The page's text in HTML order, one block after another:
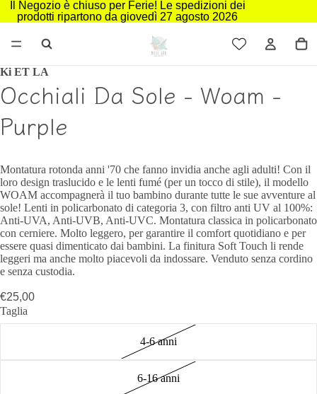
Il Negozio è chiuso per Ferie! Le spedizioni dei
prodotti ripartono da giovedì 27 agosto 2026
Ki ET LA
Occhiali Da Sole - Woam -
Purple
Montatura rotonda anni '70 che fanno invidia anche agli adulti! Con il
loro design traslucido e le lenti fumé (per un tocco di stile), il modello
WOAM accompagnerà il tuo bambino durante tutte le sue avventure al
sole! Lenti in policarbonato di categoria 3, con filtro anti UV al 100%:
Anti-UVA, Anti-UVB, Anti-UVC. Montatura classica in policarbonato
con cerniere. Molto leggero, per garantire il comfort quotidiano e per
essere quasi dimenticato dai bambini. La finitura Soft Touch li rende
leggeri ma anche molto piacevoli da indossare. Venduto senza cordino
e senza custodia.
€25,00
Taglia
4-6 anni
6-16 anni